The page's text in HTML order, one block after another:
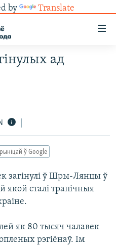
by Translate
ад
ў Google
загінулі ў Шры-Лянцы ў
якой сталі трапічныя
як 80 тысяч чалавек
рэгіёнаў. Ім